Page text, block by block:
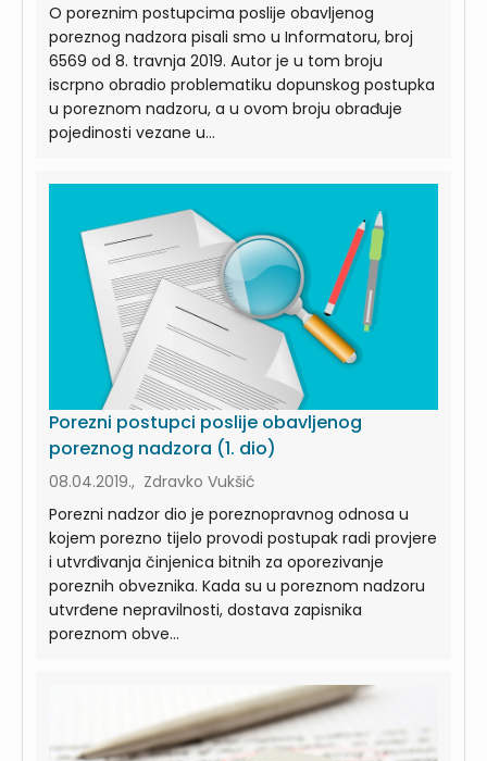
O poreznim postupcima poslije obavljenog
poreznog nadzora pisali smo u Informatoru, broj
6569 od 8. travnja 2019. Autor je u tom broju
iscrpno obradio problematiku dopunskog postupka
u poreznom nadzoru, a u ovom broju obrađuje
pojedinosti vezane u...
Porezni postupci poslije obavljenog
poreznog nadzora (1. dio)
08.04.2019., Zdravko Vukšić
Porezni nadzor dio je poreznopravnog odnosa u
kojem porezno tijelo provodi postupak radi provjere
i utvrđivanja činjenica bitnih za oporezivanje
poreznih obveznika. Kada su u poreznom nadzoru
utvrđene nepravilnosti, dostava zapisnika
poreznom obve...